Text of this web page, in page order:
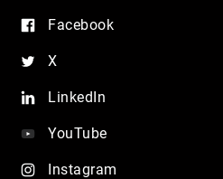
Facebook
X
LinkedIn
YouTube
Instagram